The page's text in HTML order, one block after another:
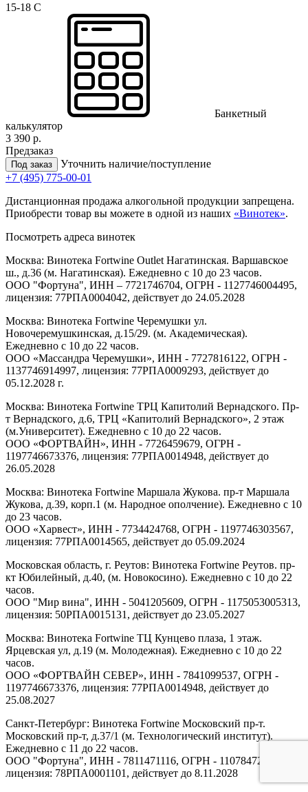
15-18 C
Банкетный
калькулятор
3 390 р.
Предзаказ
Под заказ
Уточнить наличие/поступление
+7 (495) 775-00-01
Дистанционная продажа алкогольной продукции запрещена.
Приобрести товар вы можете в одной из наших «Винотек».
Посмотреть адреса винотек
Москва: Винотека Fortwine Outlet Нагатинская. Варшавское
ш., д.36 (м. Нагатинская). Ежедневно с 10 до 23 часов.
ООО "Фортуна", ИНН – 7721746704, ОГРН - 1127746004495,
лицензия: 77РПА0004042, действует до 24.05.2028
Москва: Винотека Fortwine Черемушки ул.
Новочеремушкинская, д.15/29. (м. Академическая).
Ежедневно с 10 до 22 часов.
ООО «Массандра Черемушки», ИНН - 7727816122, ОГРН -
1137746914997, лицензия: 77РПА0009293, действует до
05.12.2028 г.
Москва: Винотека Fortwine ТРЦ Капитолий Вернадского. Пр-
т Вернадского, д.6, ТРЦ «Капитолий Вернадского», 2 этаж
(м.Университет). Ежедневно с 10 до 22 часов.
ООО «ФОРТВАЙН», ИНН - 7726459679, ОГРН -
1197746673376, лицензия: 77РПА0014948, действует до
26.05.2028
Москва: Винотека Fortwine Маршала Жукова. пр-т Маршала
Жукова, д.39, корп.1 (м. Народное ополчение). Ежедневно с 10
до 23 часов.
ООО «Харвест», ИНН - 7734424768, ОГРН - 1197746303567,
лицензия: 77РПА0014565, действует до 05.09.2024
Московская область, г. Реутов: Винотека Fortwine Реутов. пр-
кт Юбилейный, д.40, (м. Новокосино). Ежедневно с 10 до 22
часов.
ООО "Мир вина", ИНН - 5041205609, ОГРН - 1175053005313,
лицензия: 50РПА0015131, действует до 23.05.2027
Москва: Винотека Fortwine ТЦ Кунцево плаза, 1 этаж.
Ярцевская ул, д.19 (м. Молодежная). Ежедневно с 10 до 22
часов.
ООО «ФОРТВАЙН СЕВЕР», ИНН - 7841099537, ОГРН -
1197746673376, лицензия: 77РПА0014948, действует до
25.08.2027
Санкт-Петербург: Винотека Fortwine Московский пр-т.
Московский пр-т, д.37/1 (м. Технологический институт).
Ежедневно с 11 до 22 часов.
ООО "Фортуна", ИНН - 7811471116, ОГРН - 1107847277438,
лицензия: 78РПА0001101, действует до 8.11.2028